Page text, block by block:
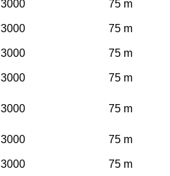
3000
75 m
3000
75 m
3000
75 m
3000
75 m
3000 75 m
3000
75 m
3000 75 m